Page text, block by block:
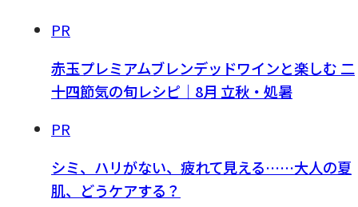
PR
赤玉プレミアムブレンデッドワインと楽しむ 二
十四節気の旬レシピ｜8月 立秋・処暑
PR
シミ、ハリがない、疲れて見える……大人の夏
肌、どうケアする？